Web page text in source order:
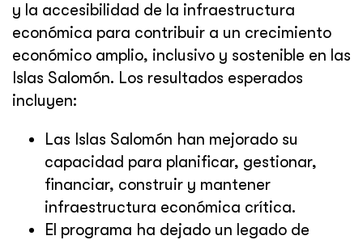
y la accesibilidad de la infraestructura
económica para contribuir a un crecimiento
económico amplio, inclusivo y sostenible en las
Islas Salomón. Los resultados esperados
incluyen:
Las Islas Salomón han mejorado su
capacidad para planificar, gestionar,
financiar, construir y mantener
infraestructura económica crítica.
El programa ha dejado un legado de